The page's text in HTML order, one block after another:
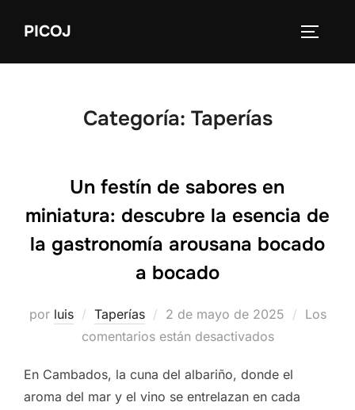
PICOJ
Categoría: Taperías
Un festín de sabores en
miniatura: descubre la esencia de
la gastronomía arousana bocado
a bocado
por luis Taperías
Publicado
el
2 de mayo de 2025
Los
comentarios están desactivados
En Cambados, la cuna del albariño, donde el
aroma del mar y el vino se entrelazan en cada